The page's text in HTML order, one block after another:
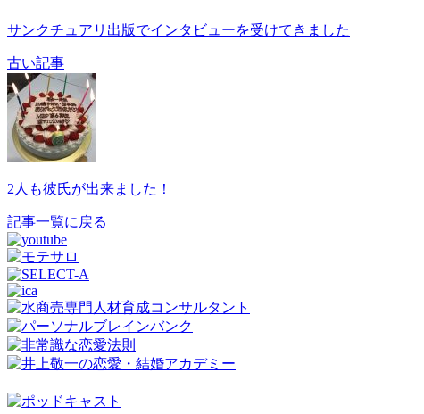
サンクチュアリ出版でインタビューを受けてきました
古い記事
2人も彼氏が出来ました！
記事一覧に戻る